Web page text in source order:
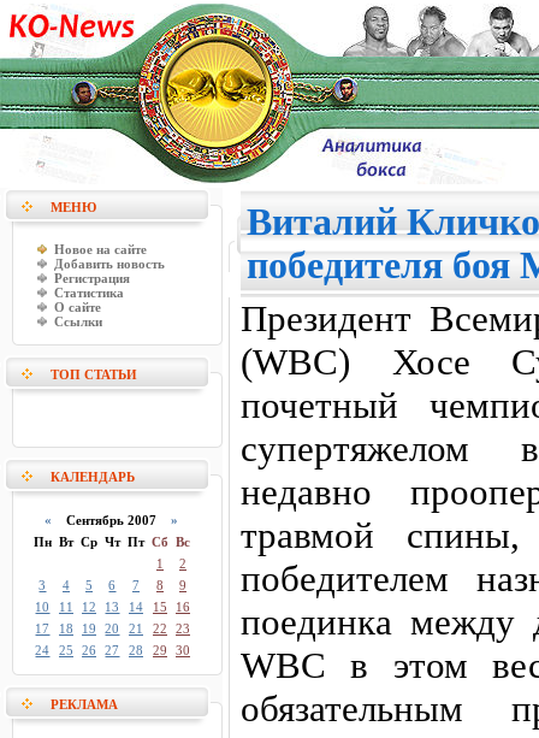
МЕНЮ
Новое на сайте
Добавить новость
Регистрация
Статистика
О сайте
Ссылки
ТОП СТАТЬИ
КАЛЕНДАРЬ
« Сентябрь 2007»
Пн Вт Ср Чт Пт Сб Вс
1
2
3
4 5 6 7 8
9
10
11 12 13 14 15
16
17
18 19 20 21 22
23
24
25 26 27 28 29 30
РЕКЛАМА
Виталий
победителя боя
Президент
(WBC) Хосе
почетный
супертяжелом
недавно
травмой спины,
победителем
поединка между
WBC в этом
обязательным